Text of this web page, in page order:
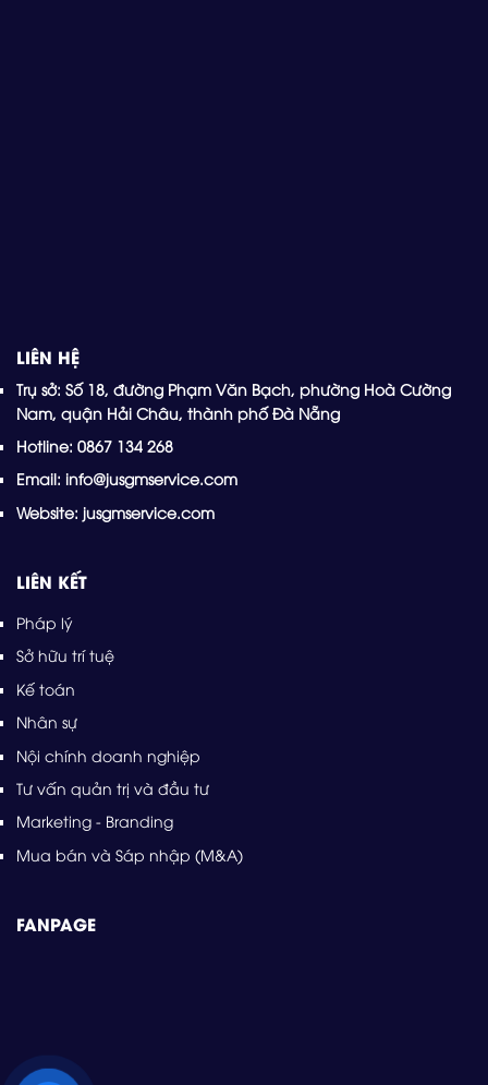
LIÊN HỆ
Trụ sở: Số 18, đường Phạm Văn Bạch, phường Hoà Cường
Nam, quận Hải Châu, thành phố Đà Nẵng
Hotline: 0867 134 268
Email: info@jusgmservice.com
Website: jusgmservice.com
LIÊN KẾT
Pháp lý
Sở hữu trí tuệ
Kế toán
Nhân sự
Nội chính doanh nghiệp
Tư vấn quản trị và đầu tư
Marketing - Branding
Mua bán và Sáp nhập (M&A)
FANPAGE